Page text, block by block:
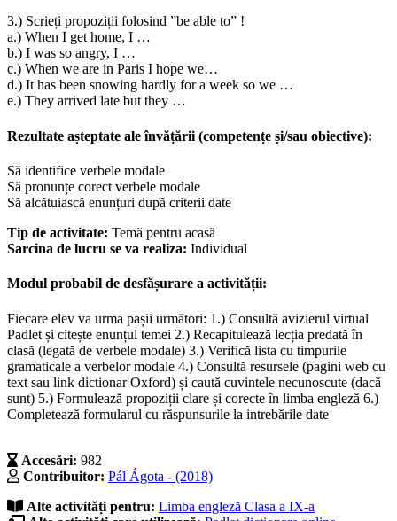
3.) Scrieți propoziții folosind ”be able to” !
a.) When I get home, I …
b.) I was so angry, I …
c.) When we are in Paris I hope we…
d.) It has been snowing hardly for a week so we …
e.) They arrived late but they …
Rezultate așteptate ale învățării (competențe și/sau obiective):
Să identifice verbele modale
Să pronunțe corect verbele modale
Să alcătuiască enunțuri după criterii date
Tip de activitate: Temă pentru acasă
Sarcina de lucru se va realiza: Individual
Modul probabil de desfășurare a activității:
Fiecare elev va urma pașii următori: 1.) Consultă avizierul virtual
Padlet și citește enunțul temei 2.) Recapitulează lecția predată în
clasă (legată de verbele modale) 3.) Verifică lista cu timpurile
gramaticale a verbelor modale 4.) Consultă resursele (pagini web cu
text sau link dictionar Oxford) și caută cuvintele necunoscute (dacă
sunt) 5.) Formulează propoziții clare și corecte în limba engleză 6.)
Completează formularul cu răspunsurile la intrebările date
Accesări: 982
Contribuitor: Pál Ágota - (2018)
Alte activități pentru: Limba engleză Clasa a IX-a